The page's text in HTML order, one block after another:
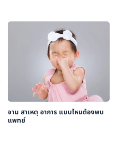
จาม สาเหตุ อาการ แบบไหนต้องพบ
แพทย์